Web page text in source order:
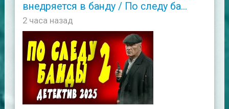
внедряется в банду / По следу ба...
2 часа назад